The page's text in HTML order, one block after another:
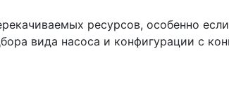
ресурсов, особенно
вида насоса и конфигурации с